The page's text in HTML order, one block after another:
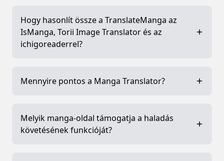
Hogy hasonlít össze a TranslateManga az
IsManga, Torii Image Translator és az
ichigoreaderrel?
Mennyire pontos a Manga Translator?
Melyik manga-oldal támogatja a haladás
követésének funkcióját?